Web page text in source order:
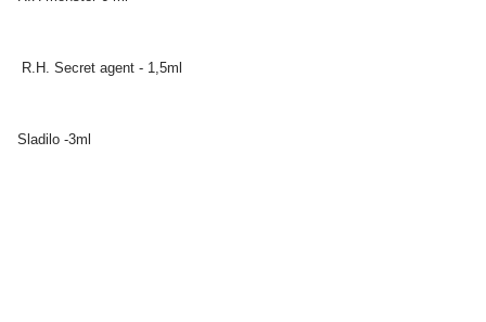
R.H. Secret agent - 1,5ml
Sladilo -3ml